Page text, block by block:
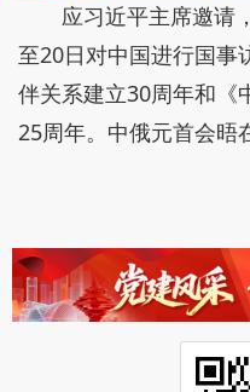
应习近平主席邀请
至20日对中国进行国事
伴关系建立30周年和《
25周年。中俄元首会晤